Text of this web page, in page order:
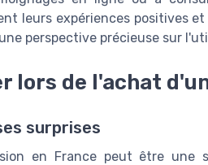
leurs expériences positives
perspective précieuse sur
lors de l'achat
surprises
en France peut être une